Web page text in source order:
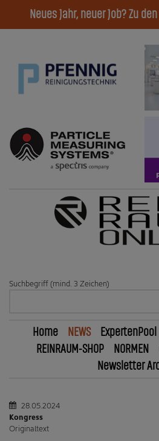
Neues Jahr, neuer Job? Zu
Suchbegriff (mind. 3 Zeichen)
Home NEWS ExpertenPool
REINRAUM-SHOP
NORMEN
Newsletter
28.05.2024
Kongress
Originaltext